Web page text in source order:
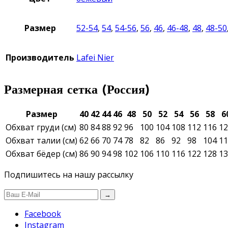
Размер 52-54, 54, 54-56, 56, 46, 46-48, 48, 48-50,
Производитель Lafei Nier
Размерная сетка (Россия)
Размер 40 42 44 46 48 50 52 54 56 58
Обхват груди (см) 80 8488 92 96 100 104 108 112 116
Обхват талии (см) 62 66 70 74 78 82 86 92 98 104
Обхват бёдер (см) 86 90 9498 102 106 110 116 122 128
Подпишитесь на нашу рассылку
→
Facebook
Instagram